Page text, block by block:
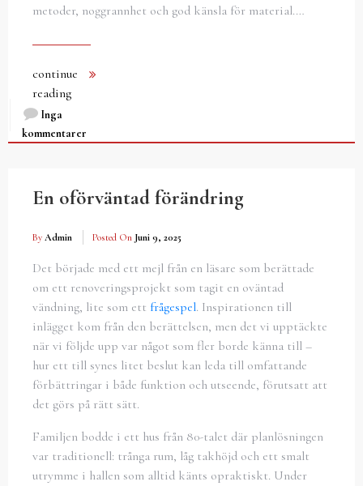
metoder, noggrannhet och god känsla för material.…
continue
reading
Inga
kommentarer
En oförväntad förändring
By Admin Posted On Juni 9, 2025
Det började med ett mejl från en läsare som berättade
om ett renoveringsprojekt som tagit en oväntad
vändning, lite som ett frågespel. Inspirationen till
inlägget kom från den berättelsen, men det vi upptäckte
när vi följde upp var något som fler borde känna till –
hur ett till synes litet beslut kan leda till omfattande
förbättringar i både funktion och utseende, förutsatt att
det görs på rätt sätt.
Familjen bodde i ett hus från 80-talet där planlösningen
var traditionell: trånga rum, låg takhöjd och ett smalt
utrymme i hallen som alltid känts opraktiskt. Under